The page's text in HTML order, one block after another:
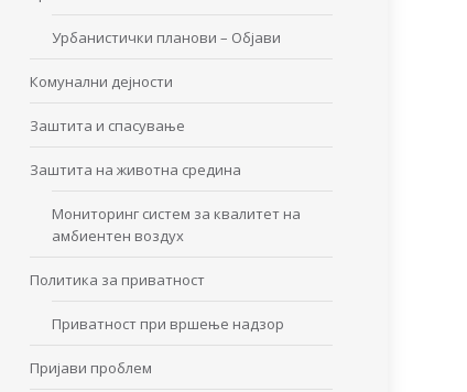
Урбанистички планови – Објави
Комунални дејности
Заштита и спасување
Заштита на животна средина
Мониторинг систем за квалитет на
амбиентен воздух
Политика за приватност
Приватност при вршење надзор
Пријави проблем